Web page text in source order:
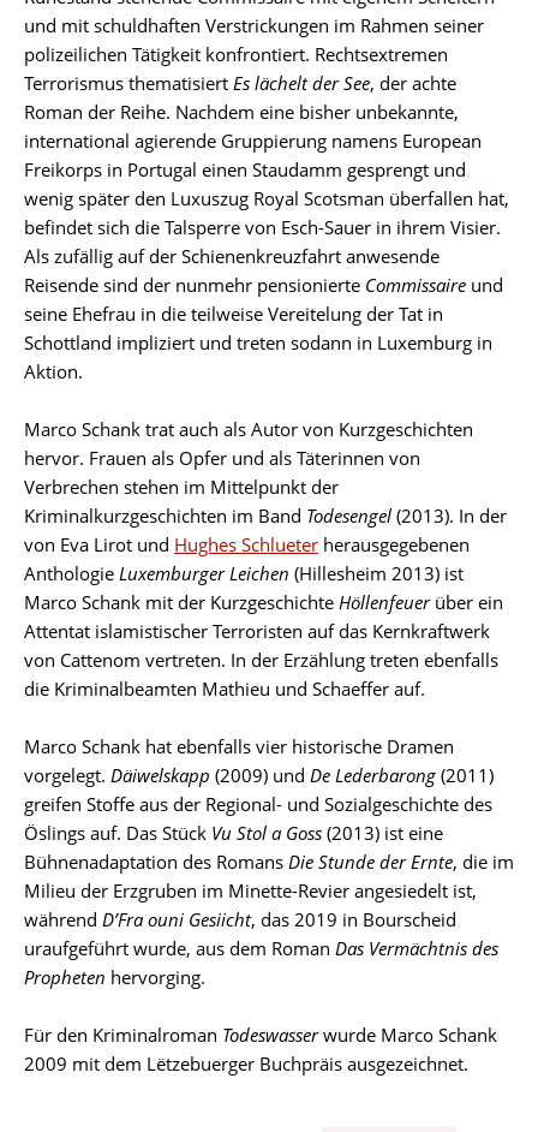
und mit schuldhaften Verstrickungen im Rahmen seiner
polizeilichen Tätigkeit konfrontiert. Rechtsextremen
Terrorismus thematisiert Es lächelt der See, der achte
Roman der Reihe. Nachdem eine bisher unbekannte,
international agierende Gruppierung namens European
Freikorps in Portugal einen Staudamm gesprengt und
wenig später den Luxuszug Royal Scotsman überfallen hat,
befindet sich die Talsperre von Esch-Sauer in ihrem Visier.
Als zufällig auf der Schienenkreuzfahrt anwesende
Reisende sind der nunmehr pensionierte Commissaire und
seine Ehefrau in die teilweise Vereitelung der Tat in
Schottland impliziert und treten sodann in Luxemburg in
Aktion.
Marco Schank trat auch als Autor von Kurzgeschichten
hervor. Frauen als Opfer und als Täterinnen von
Verbrechen stehen im Mittelpunkt der
Kriminalkurzgeschichten im Band Todesengel (2013). In der
von Eva Lirot und Hughes Schlueter herausgegebenen
Anthologie Luxemburger Leichen (Hillesheim 2013) ist
Marco Schank mit der Kurzgeschichte Höllenfeuerüber ein
Attentat islamistischer Terroristen auf das Kernkraftwerk
von Cattenom vertreten. In der Erzählung treten ebenfalls
die Kriminalbeamten Mathieu und Schaeffer auf.
Marco Schank hat ebenfalls vier historische Dramen
vorgelegt. Däiwelskapp (2009) und De Lederbarong (2011)
greifen Stoffe aus der Regional- und Sozialgeschichte des
Öslings auf. Das Stück Vu Stol a Goss (2013) ist eine
Bühnenadaptation des Romans Die Stunde der Ernte, die im
Milieu der Erzgruben im Minette-Revier angesiedelt ist,
während D’Fra ouni Gesiicht, das 2019 in Bourscheid
uraufgeführt wurde, aus dem Roman Das Vermächtnis des
Propheten hervorging.
Für den Kriminalroman Todeswasserwurde Marco Schank
2009 mit dem Lëtzebuerger Buchpräis ausgezeichnet.